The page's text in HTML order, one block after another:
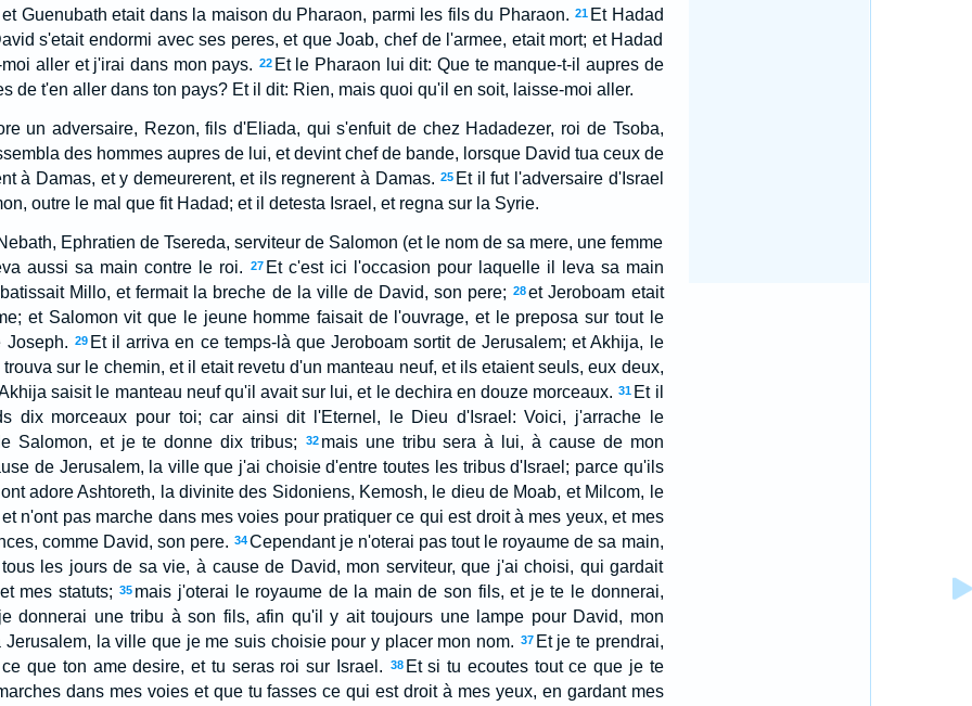
Guenubath etait dans la maison du Pharaon, parmi les fils du Pharaon. 21 Et Hadad
s'etait endormi avec ses peres, et que Joab, chef de l'armee, etait mort; et Hadad
aller et j'irai dans mon pays. 22 Et le Pharaon lui dit: Que te manque-t-il aupres de
de t'en aller dans ton pays? Et il dit: Rien, mais quoi qu'il en soit, laisse-moi aller.
un adversaire, Rezon, fils d'Eliada, qui s'enfuit de chez Hadadezer, roi de Tsoba,
des hommes aupres de lui, et devint chef de bande, lorsque David tua ceux de
à Damas, et y demeurerent, et ils regnerent à Damas. 25 Et il fut l'adversaire d'Israel
outre le mal que fit Hadad; et il detesta Israel, et regna sur la Syrie.
Ephratien de Tsereda, serviteur de Salomon (et le nom de sa mere, une femme
aussi sa main contre le roi.
27 Et c'est ici l'occasion pour laquelle il leva sa main
Millo, et fermait la breche de la ville de David, son pere;
28et Jeroboam etait
et Salomon vit que le jeune homme faisait de l'ouvrage, et le preposa sur tout le
Joseph. 29 Et il arriva en ce temps-là que Jeroboam sortit de Jerusalem; et Akhija, le
sur le chemin, et il etait revetu d'un manteau neuf, et ils etaient seuls, eux deux,
saisit le manteau neuf qu'il avait sur lui, et le dechira en douze morceaux. 31 Et il
dix morceaux pour toi; car ainsi dit l'Eternel, le Dieu d'Israel: Voici, j'arrache le
Salomon, et je te donne dix tribus;
32 mais une tribu sera à lui, à cause de mon
de Jerusalem, la ville que j'ai choisie d'entre toutes les tribus d'Israel; parce qu'ils
adore Ashtoreth, la divinite des Sidoniens, Kemosh, le dieu de Moab, et Milcom, le
n'ont pas marche dans mes voies pour pratiquer ce qui est droit à mes yeux, et mes
comme David, son pere. 34Cependant je n'oterai pas tout le royaume de sa main,
les jours de sa vie, à cause de David, mon serviteur, que j'ai choisi, qui gardait
mes statuts;
35 mais j'oterai le royaume de la main de son fils, et je te le donnerai,
donnerai une tribu à son fils, afin qu'il y ait toujours une lampe pour David, mon
Jerusalem, la ville que je me suis choisie pour y placer mon nom. 37 Et je te prendrai,
que ton ame desire, et tu seras roi sur Israel.
38 Et si tu ecoutes tout ce que je te
dans mes voies et que tu fasses ce qui est droit à mes yeux, en gardant mes